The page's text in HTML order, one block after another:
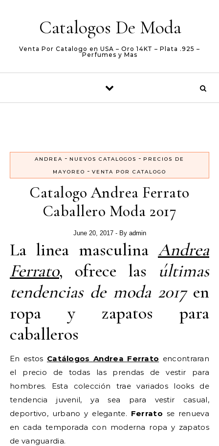
Catalogos De Moda
Venta Por Catalogo en USA – Oro 14KT – Plata .925 –
Perfumes y Mas
ANDREA - NUEVOS CATALOGOS - PRECIOS DE
MAYOREO - VENTA POR CATALOGO
Catalogo Andrea Ferrato
Caballero Moda 2017
June 20, 2017 - By admin
La linea masculina Andrea
Ferrato, ofrece las últimas
tendencias de moda 2017en
ropa y zapatos para
caballeros
En estos Catálogos Andrea Ferrato encontraran
el precio de todas las prendas de vestir para
hombres. Esta colección trae variados looks de
tendencia juvenil, ya sea para vestir casual,
deportivo, urbano y elegante. Ferrato se renueva
en cada temporada con moderna ropa y zapatos
de vanguardia.